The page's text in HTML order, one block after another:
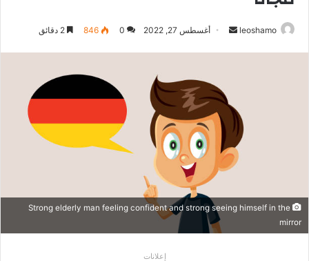
leoshamo
أرسل أغسطس 27, 2022 0
846
Strong elderly man feeling confident and strong seeing himself in the
mirror
إعلانات